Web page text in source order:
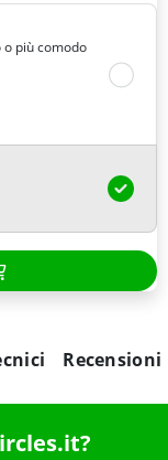
più comodo
Recensioni